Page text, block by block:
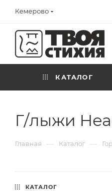
Кемерово
КАТАЛОГ
Г/лыжи
Главная — Каталог —
КАТАЛОГ